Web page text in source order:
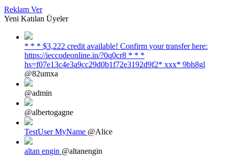
Reklam Ver
Yeni Katılan Üyeler
* * * $3,222 credit available! Confirm your transfer here:
https://ieccodeonline.in/?0q0cr8 * * *
hs=f07e13c4e3a9cc29d0b1f72e3192d9f2* ххх* 9bh8gl
@82umxa
@admin
@albertogagne
TestUser MyName @Alice
altan engin @altanengin